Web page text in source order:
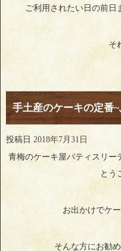
ご利用されたい日の前日
そ
手土産のケーキの定番
投稿日 2018年7月31日
青梅のケーキ屋パティスリー
とう
お出かけでケ
そんな方にお勧